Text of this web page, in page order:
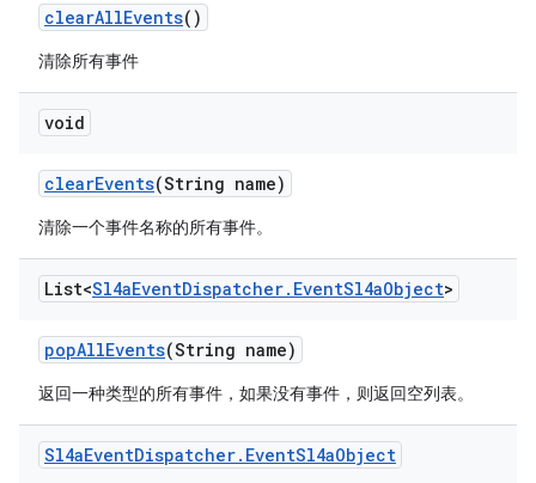
clearAllEvents()
清除所有事件
void
clearEvents(String name)
清除一个事件名称的所有事件。
List<Sl4aEventDispatcher. EventSl4aObject>
popAllEvents(String name)
返回一种类型的所有事件，如果没有事件，则返回空列表。
Sl4aEventDispatcher. EventSl4aObject